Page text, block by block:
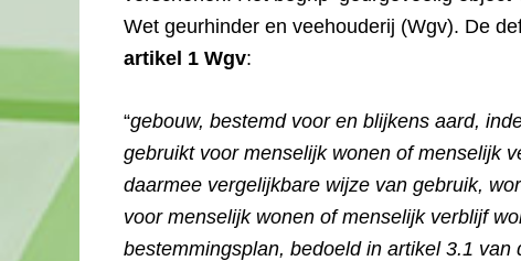
Wet geurhinder en veehouderij (Wgv). De
artikel 1 Wgv:
“gebouw, bestemd voor en blijkens aard,
gebruikt voor menselijk wonen of menselijk
daarmee vergelijkbare wijze van gebruik,
voor menselijk wonen of menselijk verblijf
bestemmingsplan, bedoeld in artikel 3.1